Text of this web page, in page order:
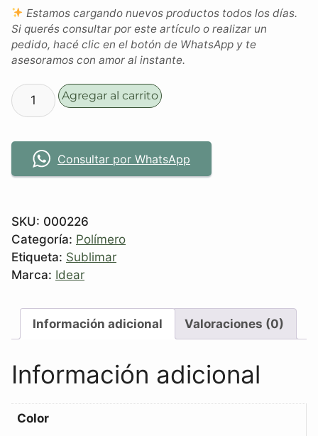
Estamos cargando nuevos productos todos los días.
Si querés consultar por este artículo o realizar un
pedido, hacé clic en el botón de WhatsApp y te
asesoramos con amor al instante.
Agregar al carrito
Consultar por WhatsApp
SKU: 000226
Categoría: Polímero
Etiqueta: Sublimar
Marca: Idear
Información adicional Valoraciones (0)
Información adicional
Color